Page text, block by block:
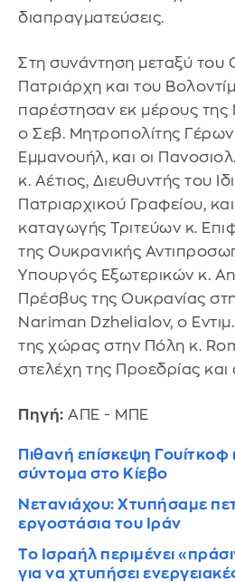
διαπραγματεύσεις.
Στη συνάντηση μεταξύ του
Πατριάρχη και του
παρέστησαν εκ μέρους της
ο Σεβ. Μητροπολίτης
Εμμανουήλ, και οι
κ. Αέτιος, Διευθυντής του
Πατριαρχικού Γραφείου,
καταγωγής Τριτεύων κ.
της Ουκρανικής
Υπουργός Εξωτερικών κ.
Πρέσβυς της Ουκρανίας
Nariman Dzhelialov, ο
της χώρας στην Πόλη κ.
στελέχη της Προεδρίας
Πηγή: ΑΠΕ - ΜΠΕ
Πιθανή επίσκεψη Γουίτκοφ
σύντομα στο Κίεβο
Νετανιάχου: Χτυπήσαμε
εργοστάσια του Ιράν
Το Ισραήλ περιμένει
για να χτυπήσει